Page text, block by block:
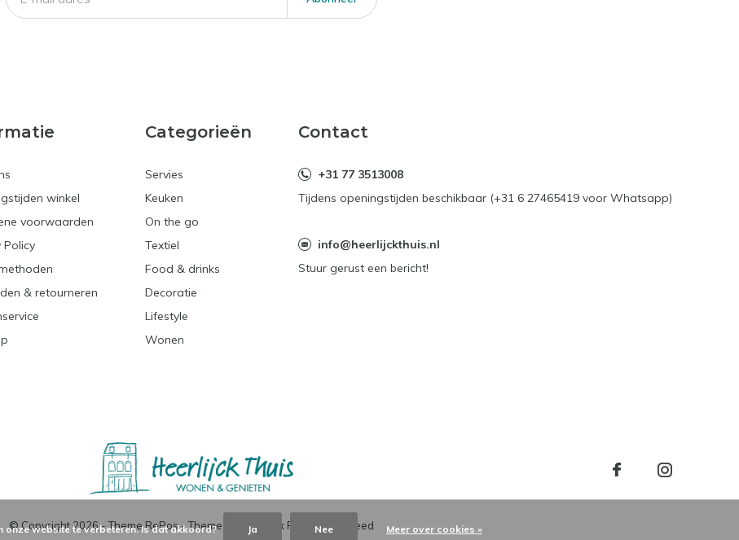
winkel
voorwaarden
Policy
& retourneren
Categorieën
Servies
Keuken
On the go
Textiel
Food & drinks
Decoratie
Lifestyle
Wonen
Contact
+31 77 3513008
Tijdens openingstijden beschikbaar (+31 6 27465419 voor Whatsapp)
info@heerlijckthuis.nl
Stuur gerust een bericht!
© Copyright2026- Theme RePos - Theme By DMWS x Plus+ -RSS-feed
onze website te verbeteren. Is dat akkoord? Ja Nee Meer over cookies »